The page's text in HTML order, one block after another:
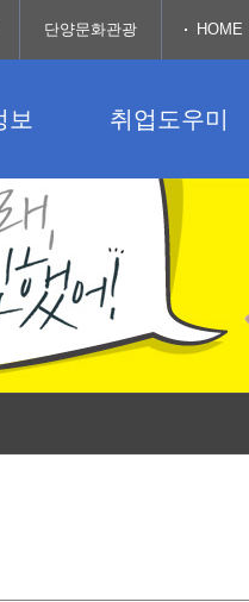
보 취업도우미
단양문화관광 HOME